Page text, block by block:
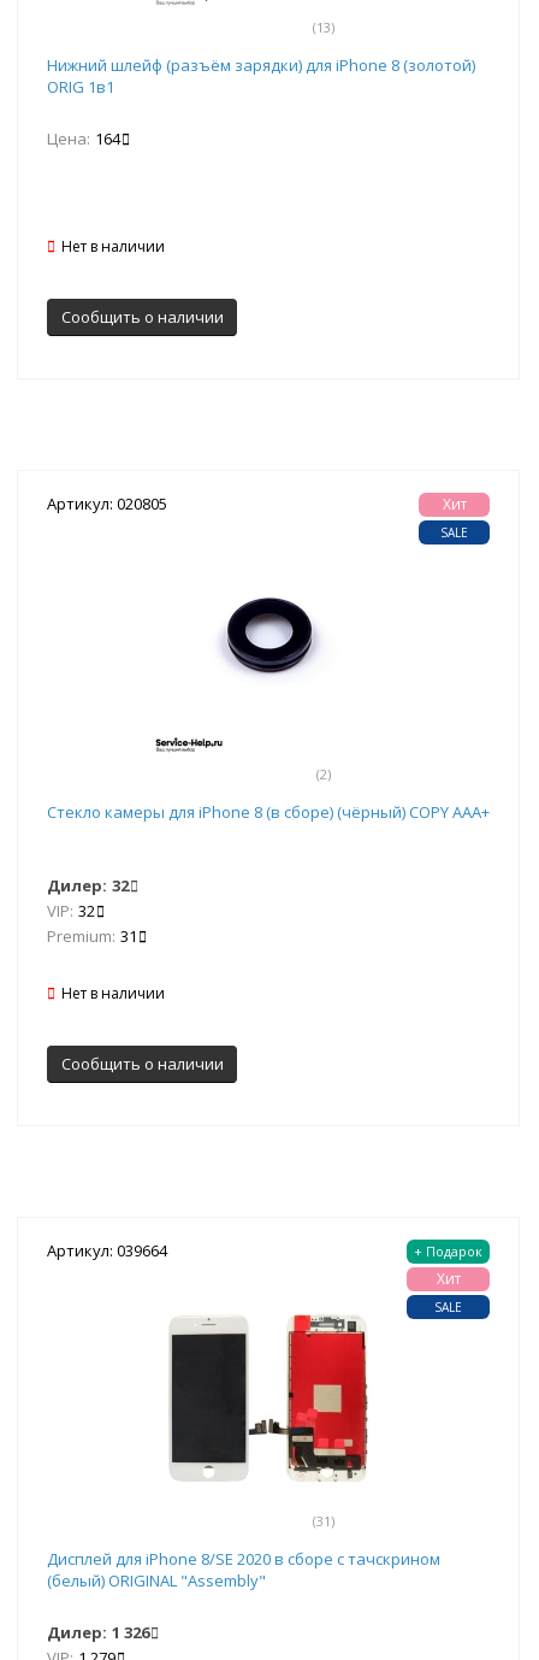
(13)
Нижний шлейф (разъём зарядки) для iPhone 8 (золотой)
ORIG 1в1
Цена: 164
Нет в наличии
Сообщить о наличии
Артикул: 020805
(2)
Хит
SALE
Стекло камеры для iPhone 8 (в сборе) (чёрный) COPY AAA+
Дилер: 32
VIP: 32
Premium: 31
Нет в наличии
Сообщить о наличии
Артикул: 039664
(31)
+ Подарок
Хит
SALE
Дисплей для iPhone 8/SE 2020 в сборе с тачскрином
(белый) ORIGINAL "Assembly"
Дилер: 1 326